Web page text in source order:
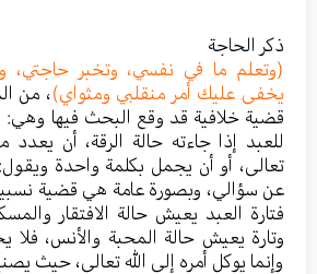
ذكر الحاجة
(وتعلم ما في نفسي، وتخبر حاجتي،
يخفى عليك أمر منقلبي ومثواي)، من
قضية خلافية قد وقع البحث فيها
للعبد إذا جاءته حالة الرقة، أن يعدد
تعالى، أو أن يجمل بكلمة واحدة
عن سؤالي، وبصورة عامة هي قضية نسبية
فتارة العبد يعيش حالة الافتقار
وتارة يعيش حالة المحبة والأنس، فلا
وإنما يوكل أمره إلى الله تعالى، حيث